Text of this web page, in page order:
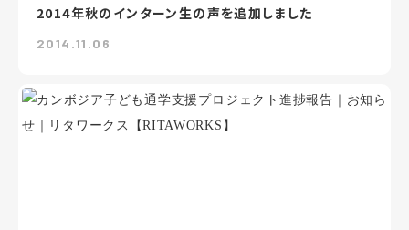
2014年秋のインターン生の声を追加しました
2014.11.06